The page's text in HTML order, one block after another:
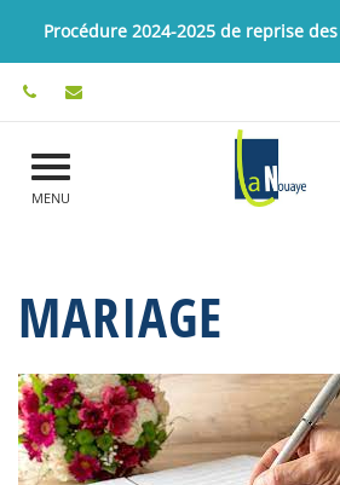
Procédure 2024-2025 de reprise
MENU
MARIAGE